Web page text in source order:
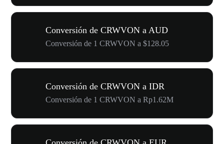
Conversión de CRWVON a AUD
Conversión de 1 CRWVON a $128.05
Conversión de CRWVON a IDR
Conversión de 1 CRWVON a Rp1.62M